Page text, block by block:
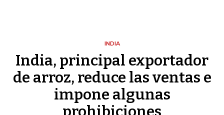
INDIA
India, principal exportador
de arroz, reduce las ventas e
impone algunas